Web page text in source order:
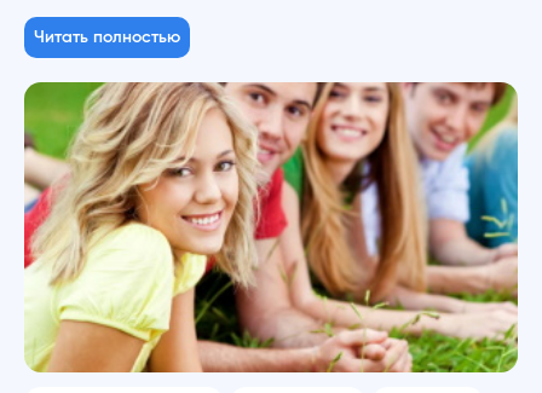
Читать полностью